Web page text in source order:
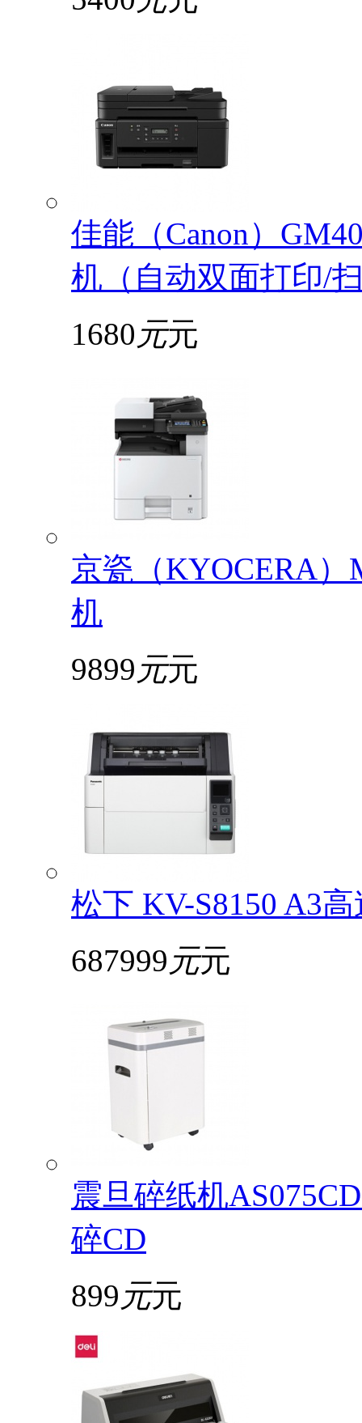
佳能（Canon）
机（自动双面打印/
1680 元元
京瓷（KYOCERA）
机
9899 元元
松下 KV-S8150 A3
687999 元元
震旦碎纸机
碎CD
899 元元